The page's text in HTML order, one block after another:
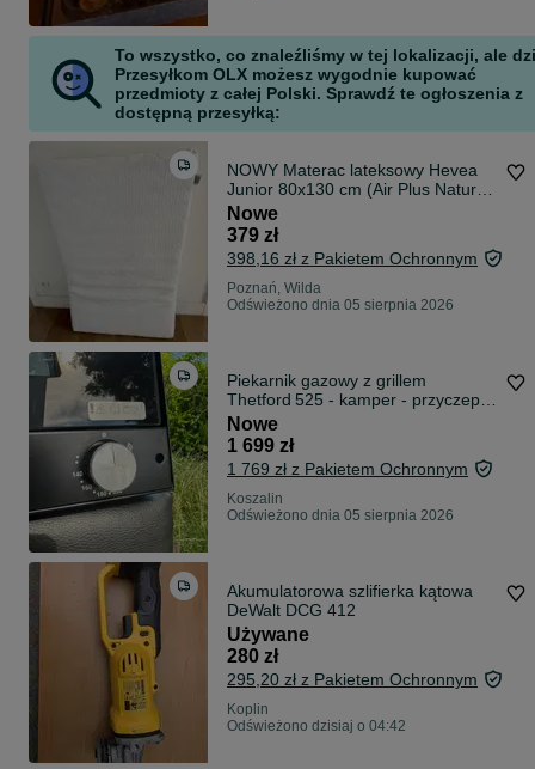
To wszystko, co znaleźliśmy w tej lokalizacji, ale
Przesyłkom OLX możesz wygodnie kupować
przedmioty z całej Polski. Sprawdź te ogłoszenia z
dostępną przesyłką:
NOWY Materac lateksowy Hevea
Junior 80x130 cm (Air Plus Natural
Care)
Nowe
379 zł
398,16 zł z Pakietem Ochronnym
Poznań, Wilda
Odświeżono dnia 05 sierpnia 2026
Piekarnik gazowy z grillem
Thetford 525 - kamper - przyczepa
campingowa - łódka
Nowe
1 699 zł
1 769 zł z Pakietem Ochronnym
Koszalin
Odświeżono dnia 05 sierpnia 2026
Akumulatorowa szlifierka kątowa
DeWalt DCG 412
Używane
280 zł
295,20 zł z Pakietem Ochronnym
Koplin
Odświeżono dzisiaj o 04:42